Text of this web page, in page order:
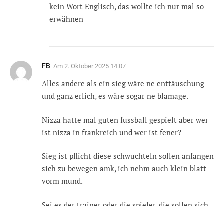
kein Wort Englisch, das wollte ich nur mal so
erwähnen
FB Am 2. Oktober 2025 14:07
Alles andere als ein sieg wäre ne enttäuschung
und ganz erlich, es wäre sogar ne blamage.
Nizza hatte mal guten fussball gespielt aber wer
ist nizza in frankreich und wer ist fener?
Sieg ist pflicht diese schwuchteln sollen anfangen
sich zu bewegen amk, ich nehm auch klein blatt
vorm mund.